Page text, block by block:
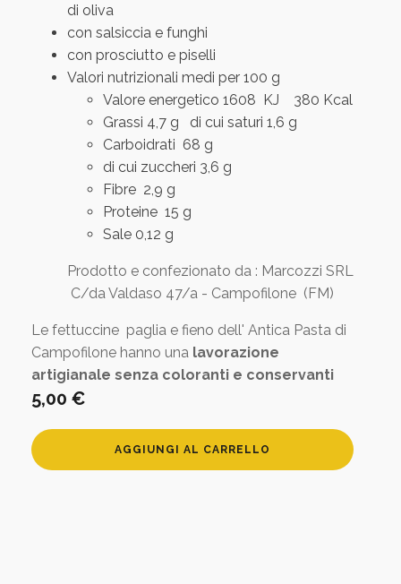
di oliva
con salsiccia e funghi
con prosciutto e piselli
Valori nutrizionali medi per 100 g
Valore energetico 1608 KJ 380 Kcal
Grassi 4,7 g di cui saturi 1,6 g
Carboidrati 68 g
di cui zuccheri 3,6 g
Fibre 2,9 g
Proteine 15 g
Sale 0,12 g
Prodotto e confezionato da : Marcozzi SRL
C/da Valdaso 47/a - Campofilone (FM)
Le fettuccine paglia e fieno dell' Antica Pasta di
Campofilone hanno una lavorazione
artigianale senza coloranti e conservanti
5,00 €
Fettuccine
paglia
AGGIUNGI AL CARRELLO